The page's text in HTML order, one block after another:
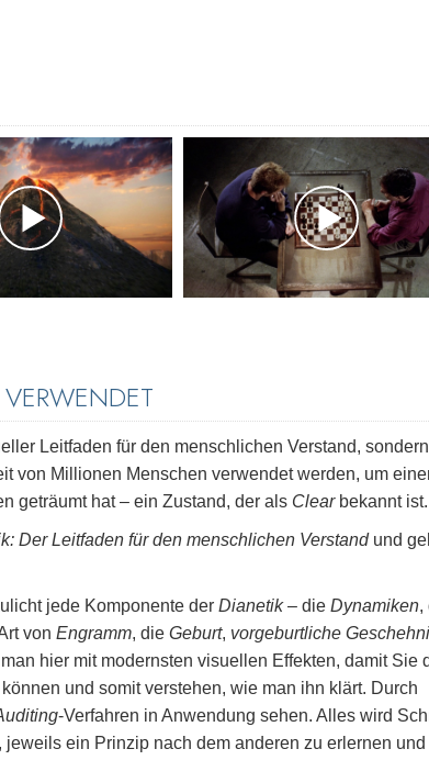
Leitfaden für den menschlichen Verstand, sondern
von Millionen Menschen verwendet werden, um
geträumt hat – ein Zustand, der als Clearbekannt ist.
Der Leitfaden für den menschlichen Verstandund
jede Komponente der Dianetik– die Dynamiken,
von Engramm, die Geburt, vorgeburtliche
hier mit modernsten visuellen Effekten, damit Sie
und somit verstehen, wie man ihn klärt. Durch
-Verfahren in Anwendung sehen. Alles wird
ein Prinzip nach dem anderen zu erlernen und